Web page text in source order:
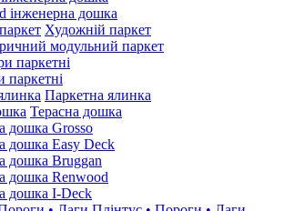
інженерна дошка
Художній паркет
модульний паркет
паркетні
паркетні
Паркетна ялинка
Терасна дошка
дошка Grosso
дошка Easy Deck
дошка Bruggan
дошка Renwood
дошка I-Deck